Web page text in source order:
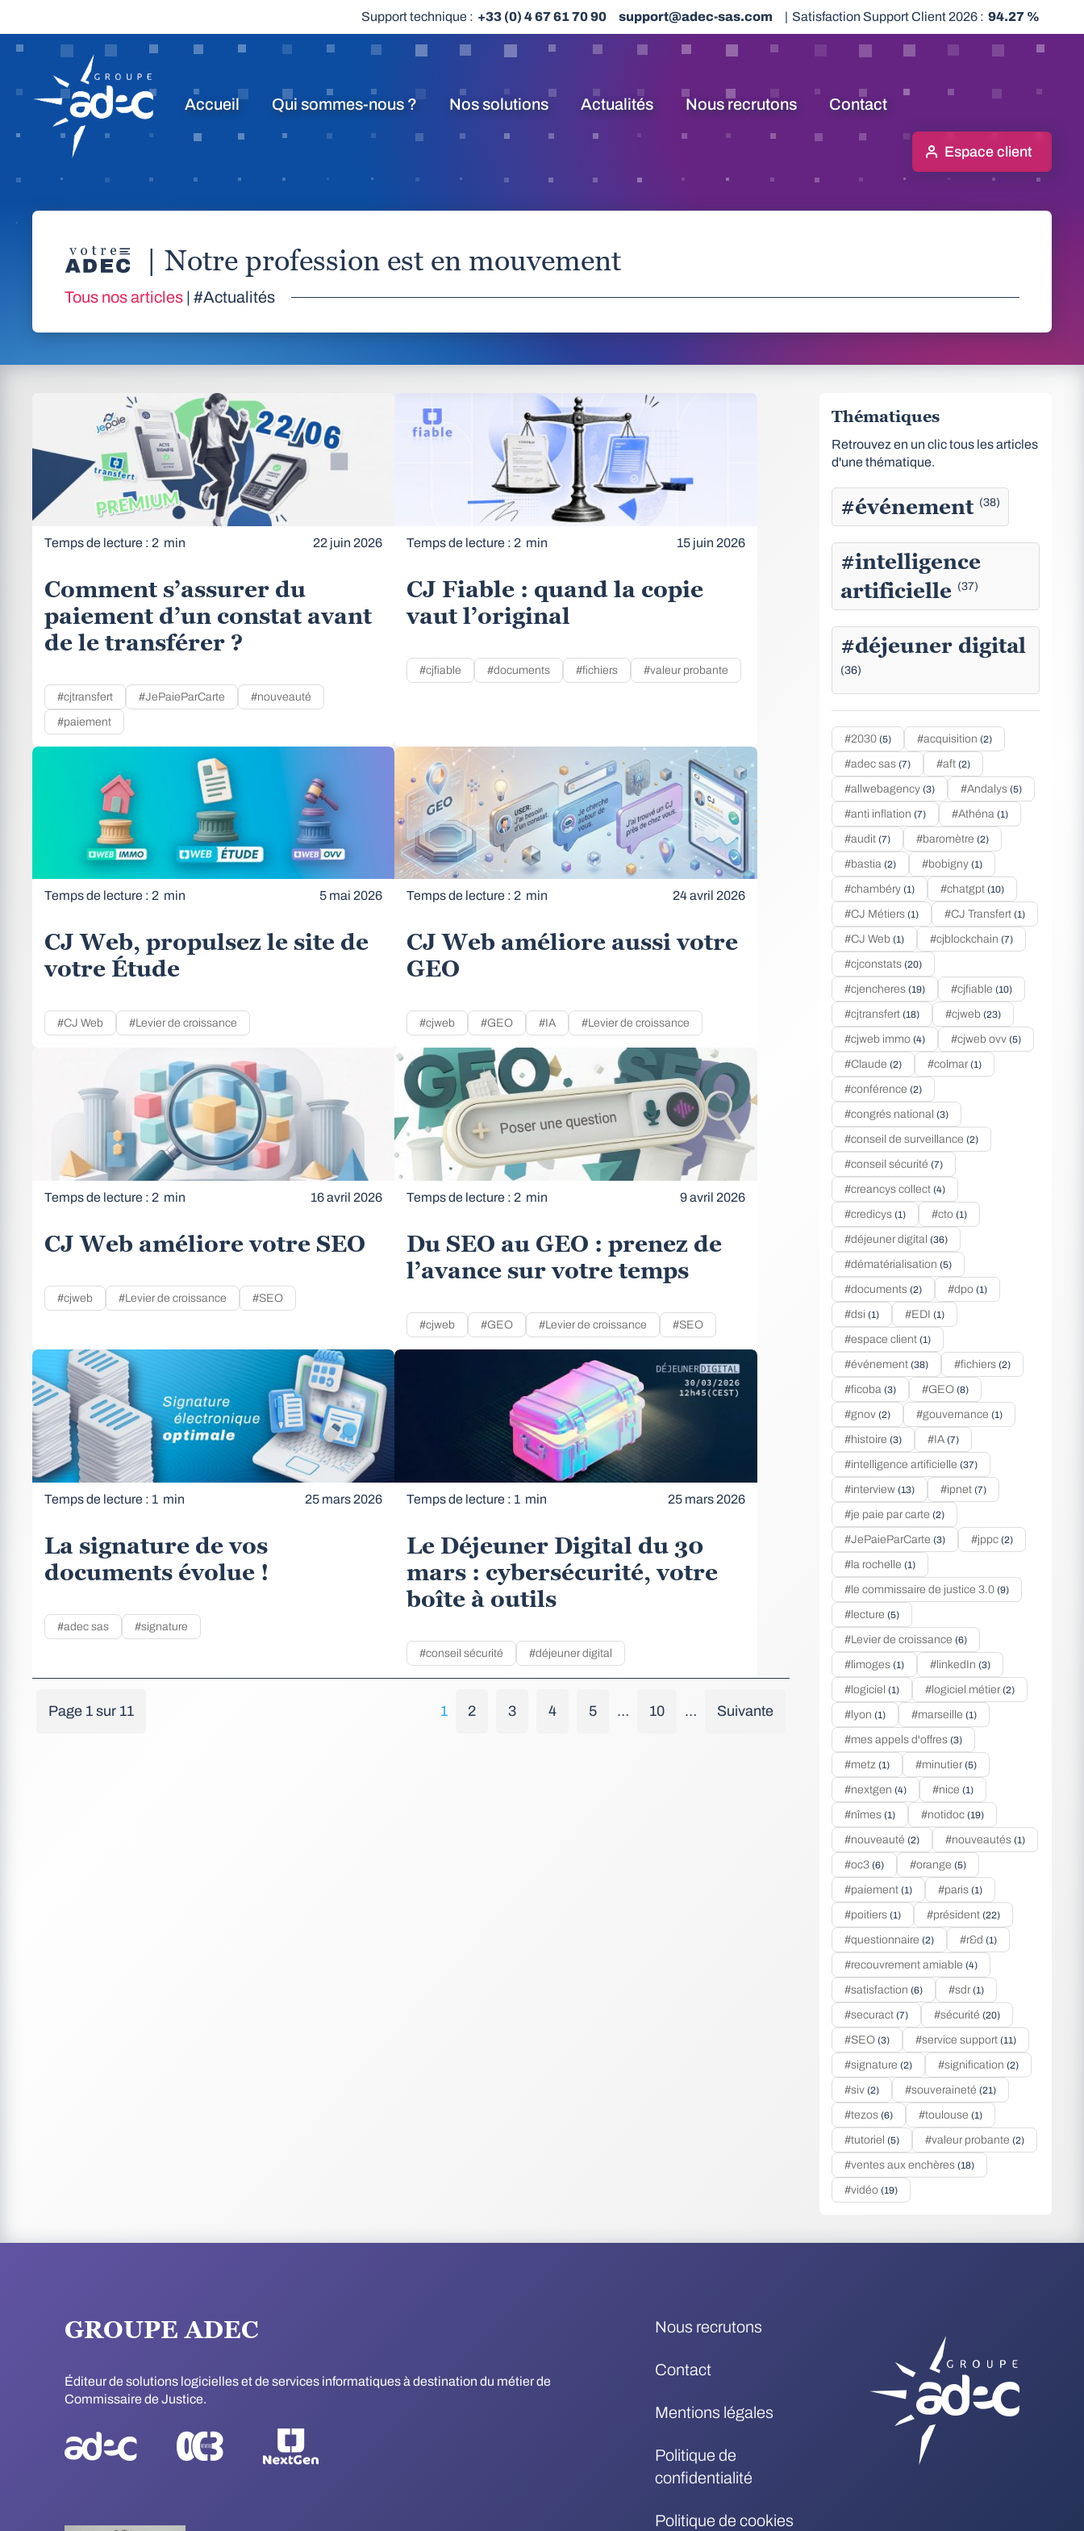
Support technique : +33 (0) 4 67 61 70 90 support@adec-sas.com | Satisfaction Support Client 2026 : 94.27 %
Accueil Qui sommes-nous ? Nos solutions Actualités Nous recrutons Contact
Espace client
| Notre profession est en mouvement
Tous nos articles | #Actualités
Temps de lecture : 2 min 22 juin 2026
Comment s’assurer du
paiement d’un constat avant
de le transférer ?
#cjtransfert #JePaieParCarte #nouveauté
#paiement
Temps de lecture : 2 min 15 juin 2026
CJ Fiable : quand la copie
vaut l’original
#cjfiable #documents #fichiers #valeur probante
Temps de lecture : 2 min 5 mai 2026
CJ Web, propulsez le site de
votre Étude
#CJ Web #Levier de croissance
Temps de lecture : 2 min 24 avril 2026
CJ Web améliore aussi votre
GEO
#cjweb #GEO #IA #Levier de croissance
Temps de lecture : 2 min 16 avril 2026
CJ Web améliore votre SEO
#cjweb #Levier de croissance #SEO
Temps de lecture : 2 min 9 avril 2026
Du SEO au GEO : prenez de
l’avance sur votre temps
#cjweb #GEO #Levier de croissance #SEO
Temps de lecture : 1 min 25 mars 2026
La signature de vos
documents évolue !
#adec sas #signature
Temps de lecture : 1 min 25 mars 2026
Le Déjeuner Digital du 30
mars : cybersécurité, votre
boîte à outils
#conseil sécurité #déjeuner digital
Page 1 sur 11 1 2 3 4 5 … 10 … Suivante
Thématiques
Retrouvez en un clic tous les articles
d'une thématique.
#événement (38)
#intelligence
artificielle (37)
#déjeuner digital
(36)
#2030(5) #acquisition(2)
#adec sas(7) #aft(2)
#allwebagency(3) #Andalys(5)
#anti inflation(7) #Athéna(1)
#audit(7) #baromètre(2)
#bastia(2) #bobigny(1)
#chambéry(1) #chatgpt(10)
#CJ Métiers(1) #CJ Transfert(1)
#CJ Web(1) #cjblockchain(7)
#cjconstats(20)
#cjencheres(19) #cjfiable(10)
#cjtransfert(18) #cjweb(23)
#cjweb immo(4) #cjweb ovv(5)
#Claude(2) #colmar(1)
#conférence(2)
#congrés national(3)
#conseil de surveillance(2)
#conseil sécurité(7)
#creancys collect(4)
#credicys(1) #cto(1)
#déjeuner digital(36)
#dématérialisation(5)
#documents(2) #dpo(1)
#dsi(1) #EDI(1)
#espace client(1)
#événement(38) #fichiers(2)
#ficoba(3) #GEO(8)
#gnov(2) #gouvernance(1)
#histoire(3) #IA(7)
#intelligence artificielle(37)
#interview(13) #ipnet(7)
#je paie par carte(2)
#JePaieParCarte(3) #jppc(2)
#la rochelle(1)
#le commissaire de justice 3.0(9)
#lecture(5)
#Levier de croissance(6)
#limoges(1) #linkedIn(3)
#logiciel(1) #logiciel métier(2)
#lyon(1) #marseille(1)
#mes appels d'offres(3)
#metz(1) #minutier(5)
#nextgen(4) #nice(1)
#nîmes(1) #notidoc(19)
#nouveauté(2) #nouveautés(1)
#oc3(6) #orange(5)
#paiement(1) #paris(1)
#poitiers(1) #président(22)
#questionnaire(2) #r&d(1)
#recouvrement amiable(4)
#satisfaction(6) #sdr(1)
#securact(7) #sécurité(20)
#SEO(3) #service support(11)
#signature(2) #signification(2)
#siv(2) #souveraineté(21)
#tezos(6) #toulouse(1)
#tutoriel(5) #valeur probante(2)
#ventes aux enchères(18)
#vidéo(19)
GROUPE ADEC
Éditeur de solutions logicielles et de services informatiques à destination du métier de
Commissaire de Justice.
Nous recrutons
Contact
Mentions légales
Politique de
confidentialité
Politique de cookies